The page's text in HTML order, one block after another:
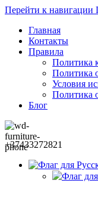
Перейти к навигации
Главная
Контакты
Правила
Политика
Политика
Условия
Политика
Блог
+37433272821